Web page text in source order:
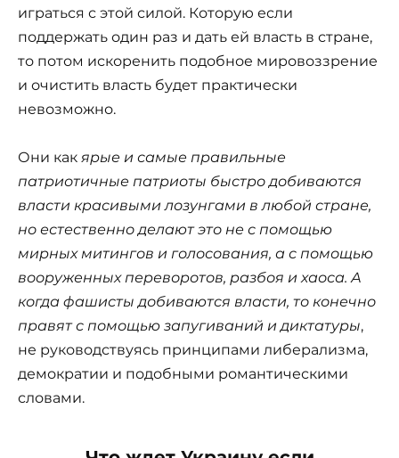
играться с этой силой. Которую если
поддержать один раз и дать ей власть в стране,
то потом искоренить подобное мировоззрение
и очистить власть будет практически
невозможно.
Они как ярые и самые правильные
патриотичные патриоты быстро добиваются
власти красивыми лозунгами в любой стране,
но естественно делают это не с помощью
мирных митингов и голосования, а с помощью
вооруженных переворотов, разбоя и хаоса. А
когда фашисты добиваются власти, то конечно
правят с помощью запугиваний и диктатуры,
не руководствуясь принципами либерализма,
демократии и подобными романтическими
словами.